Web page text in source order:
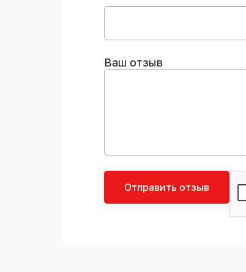
Ваш отзыв
Отправить отзыв